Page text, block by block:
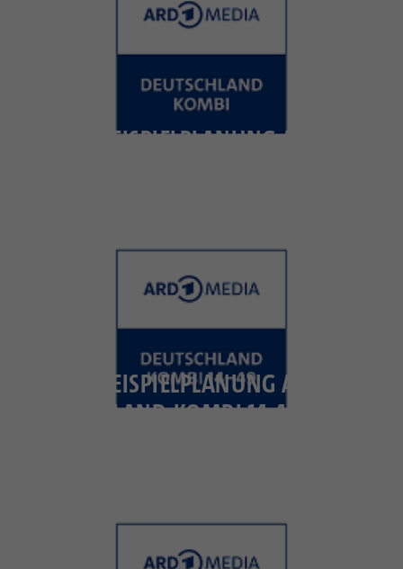
BEISPIELPLANUNG ARD MEDIA
BEISPIELPLANUNG ARD MEDIA
DEUTSCHLAND-KOMBI 14-49 (ZG 14-49